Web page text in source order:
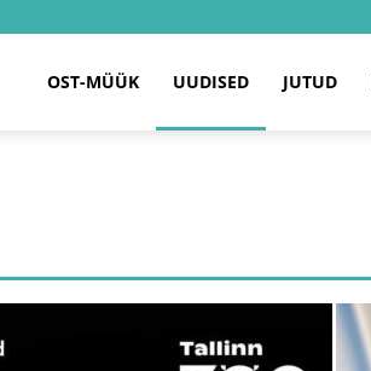
OST-MÜÜK UUDISED JUTUD